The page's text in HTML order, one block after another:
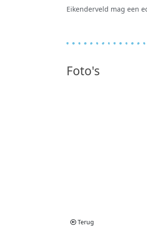
Eikenderveld mag een
Foto's
Terug